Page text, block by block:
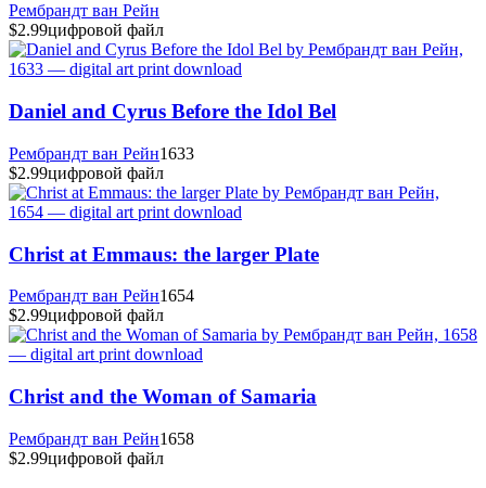
Рембрандт ван Рейн
$2.99цифровой файл
Daniel and Cyrus Before the Idol Bel
Рембрандт ван Рейн1633
$2.99цифровой файл
Christ at Emmaus: the larger Plate
Рембрандт ван Рейн1654
$2.99цифровой файл
Christ and the Woman of Samaria
Рембрандт ван Рейн1658
$2.99цифровой файл